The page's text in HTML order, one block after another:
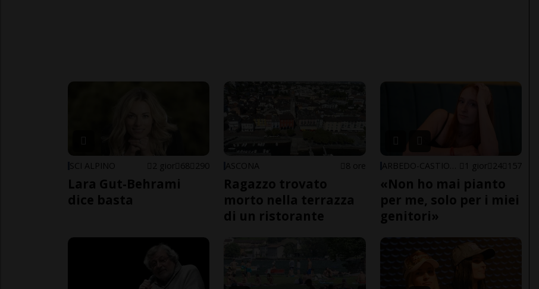
SCI ALPINO 2 gior 68 290
Lara Gut-Behrami
dice basta
ASCONA 8 ore
Ragazzo trovato
morto nella terrazza
di un ristorante
1 gior 24 157
«Non ho mai pianto
per me, solo per i miei
genitori»